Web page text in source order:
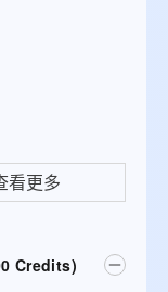
看更多
Credits)